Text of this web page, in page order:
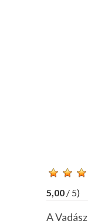
5,00 / 5)
A